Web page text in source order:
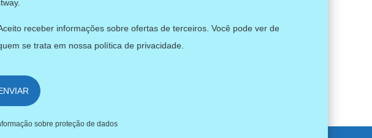
receber informações sobre ofertas de terceiros. Você pode ver de
se trata em nossa política de privacidade.
sobre proteção de dados